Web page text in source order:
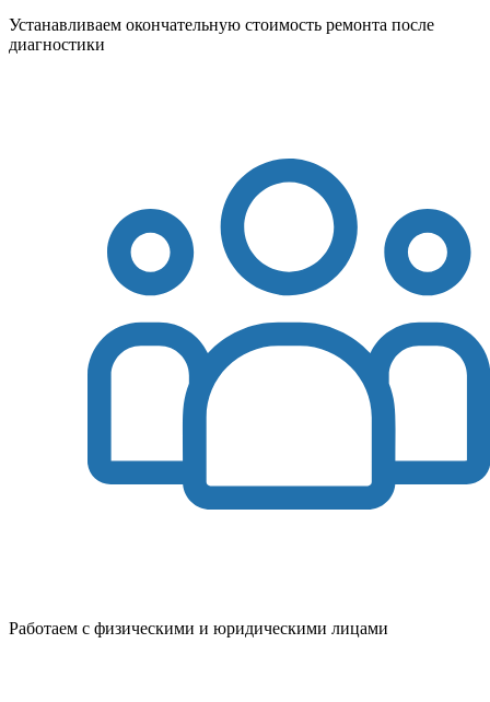
Устанавливаем окончательную стоимость ремонта после
диагностики
Работаем с физическими и юридическими лицами